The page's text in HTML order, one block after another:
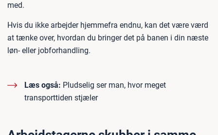
med.
Hvis du ikke arbejder hjemmefra endnu, kan det være værd
at tænke over, hvordan du bringer det på banen i din næste
løn- eller jobforhandling.
Læs også: Pludselig ser man, hvor meget
transporttiden stjæler